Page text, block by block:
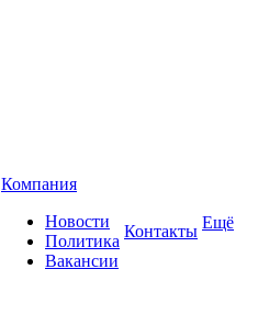
Компания
Новости
Политика
Вакансии
Контакты Ещё